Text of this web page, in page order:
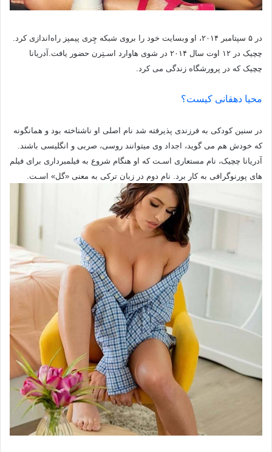
در ۵ سپتامبر ۲۰۱۴، او وبسایت خود را بروی شبکه چِری پیمپز راه‌اندازی کرد.
چچیک در ۱۲ اوت سال ۲۰۱۴ در شوی هاوارد اسـتِرن حضور یافت.آدریانا
چچیک که در پرورشگاه زندگی می کرد.
محیا دهقانی کیست؟
در سنین کودکی به فرزندی پذیرفته شد نام اصلی او ناشناخته بود و همانگونه
که خودش هم می گوید، اجداد وی میتوانند روسی، صربی و انگلیسی باشند.
آدریانا چچیک، نام مستعاری اسـت که او هنگام شروع به فیلمبرداری برای فیلم
های‌ پورنوگرافی به کار برد. نام دوم در زبان ترکی به معنی «گل» اسـت.